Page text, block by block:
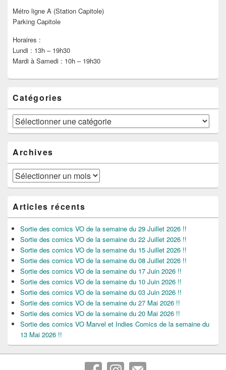
Métro ligne A (Station Capitole)
Parking Capitole
Horaires :
Lundi : 13h – 19h30
Mardi à Samedi : 10h – 19h30
Catégories
Catégories
Archives
Archives
Articles récents
Sortie des comics VO de la semaine du 29 Juillet 2026 !!
Sortie des comics VO de la semaine du 22 Juillet 2026 !!
Sortie des comics VO de la semaine du 15 Juillet 2026 !!
Sortie des comics VO de la semaine du 08 Juillet 2026 !!
Sortie des comics VO de la semaine du 17 Juin 2026 !!
Sortie des comics VO de la semaine du 10 Juin 2026 !!
Sortie des comics VO de la semaine du 03 Juin 2026 !!
Sortie des comics VO de la semaine du 27 Mai 2026 !!
Sortie des comics VO de la semaine du 20 Mai 2026 !!
Sortie des comics VO Marvel et Indies Comics de la semaine du
13 Mai 2026 !!